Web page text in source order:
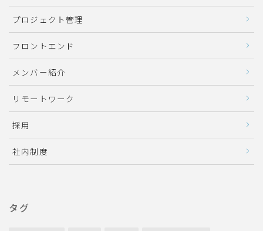
プロジェクト管理
フロントエンド
メンバー紹介
リモートワーク
採用
社内制度
タグ